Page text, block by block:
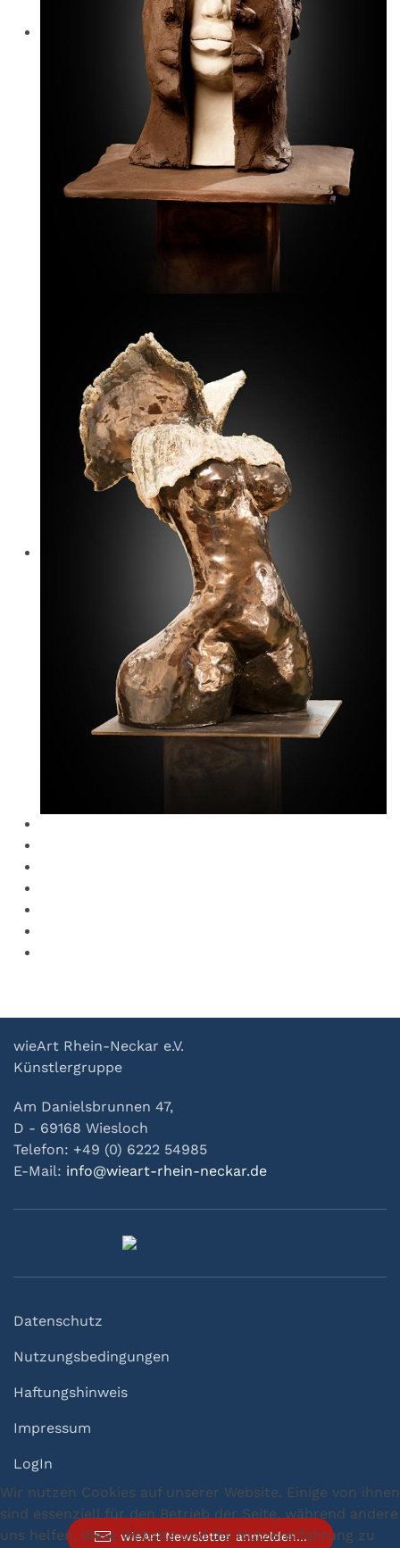
wieArt Rhein-Neckar e.V.
Künstlergruppe
Am Danielsbrunnen 47,
D - 69168 Wiesloch
Telefon: +49 (0) 6222 54985
E-Mail: info@wieart-rhein-neckar.de
Datenschutz
Nutzungsbedingungen
Haftungshinweis
Impressum
LogIn
wieArt Newsletter anmelden...
Wir nutzen Cookies auf unserer Website. Einige von ihnen
sind essenziell für den Betrieb der Seite, während andere
uns helfen, diese Website und die Nutzererfahrung zu